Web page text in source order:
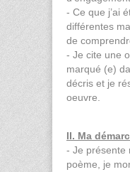
- Ce que j’ai
différentes
de
- Je cite une
marqué (e)
décris et je
oeuvre.
II. Ma
- Je présente
poème, je